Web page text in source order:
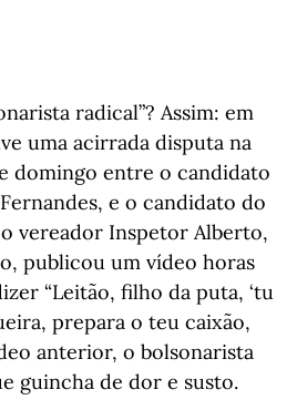
radical”? Assim: em
uma acirrada disputa na
domingo entre o candidato
e o candidato do
vereador Inspetor Alberto,
publicou um vídeo horas
“Leitão, filho da puta, ‘tu
prepara o teu caixão,
anterior, o bolsonarista
guincha de dor e susto.